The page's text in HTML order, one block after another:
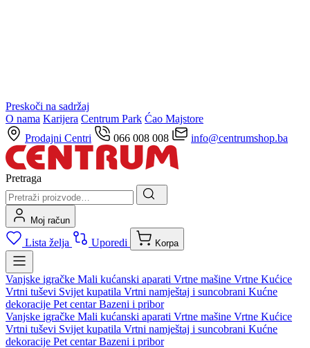
Preskoči na sadržaj
O nama Karijera Centrum Park Ćao Majstore
Prodajni Centri
066 008 008 info@centrumshop.ba
Pretraga
Moj račun
Lista želja Uporedi Korpa
Vanjske igračke Mali kućanski aparati Vrtne mašine Vrtne Kućice
Vrtni tuševi Svijet kupatila Vrtni namještaj i suncobrani Kućne
dekoracije Pet centarBazeni i pribor
Vanjske igračke Mali kućanski aparati Vrtne mašine Vrtne Kućice
Vrtni tuševi Svijet kupatila Vrtni namještaj i suncobrani Kućne
dekoracije Pet centarBazeni i pribor